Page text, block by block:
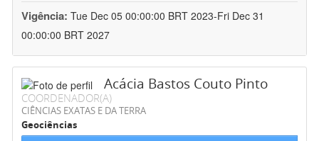
Vigência: Tue Dec 05 00:00:00 BRT 2023-Fri Dec 31
00:00:00 BRT 2027
Acácia Bastos Couto Pinto
COORDENADOR(A)
CIÊNCIAS EXATAS E DA TERRA
Geociências